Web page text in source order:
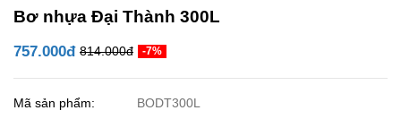
Bơ nhựa Đại Thành 300L
757.000đ 814.000đ -7%
Mã sản phẩm: BODT300L